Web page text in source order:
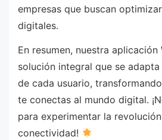
empresas que buscan
digitales.
En resumen, nuestra aplicación
solución integral que se
de cada usuario,
te conectas al mundo digital.
para experimentar la
conectividad!